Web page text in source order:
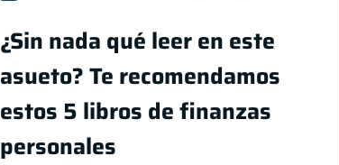
¿Sin nada qué leer en este
asueto? Te recomendamos
estos 5 libros de finanzas
personales